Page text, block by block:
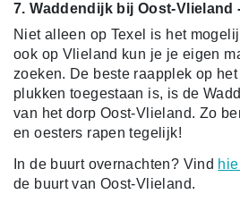
7. Waddendijk bij Oost-Vlieland
Niet alleen op Texel is het
ook op Vlieland kun je je eigen
zoeken. De beste raapplek op
plukken toegestaan is, is de
van het dorp Oost-Vlieland. Zo
en oesters rapen tegelijk!
In de buurt overnachten? Vind
de buurt van Oost-Vlieland.